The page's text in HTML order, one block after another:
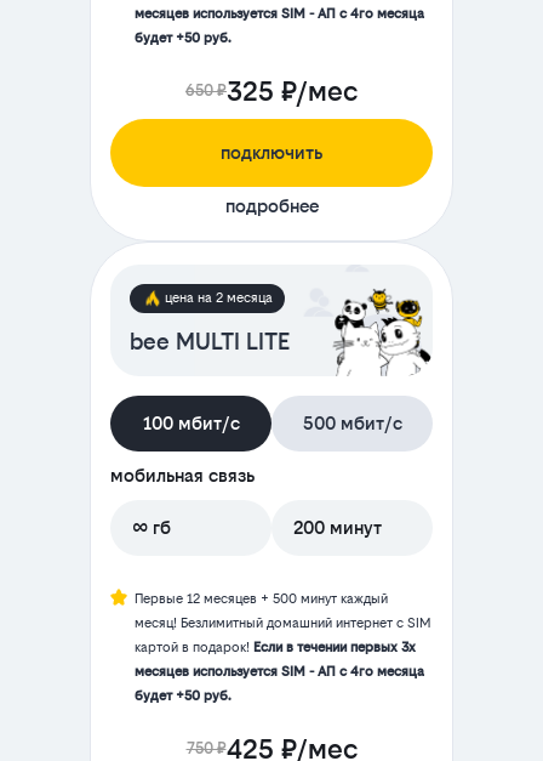
месяцев используется SIM - АП с 4го месяца
будет +50 руб.
650 ₽325 ₽/мес
подключить
подробнее
цена на 2 месяца
bee MULTI LITE
100 мбит/с 500 мбит/с
мобильная связь
∞ гб 200 минут
Первые 12 месяцев + 500 минут каждый
месяц! Безлимитный домашний интернет с SIM
картой в подарок! Если в течении первых 3х
месяцев используется SIM - АП с 4го месяца
будет +50 руб.
750 ₽425 ₽/мес